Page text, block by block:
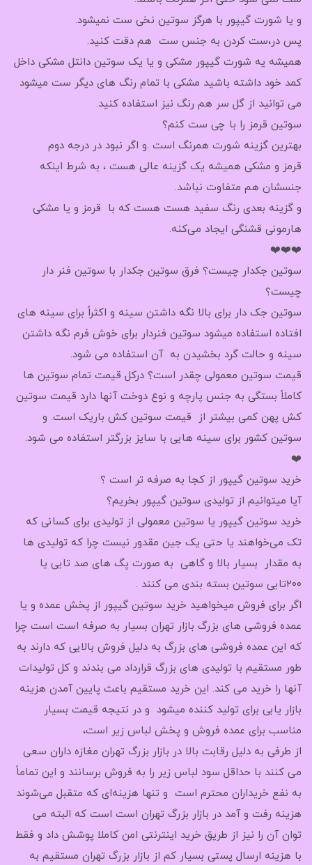
و یا شورت گیپور با هرگز سوتین نخی ست نمیشود.
پس در،ست کردن به جنس ست هم دقت کنید.
همیشه یه شورت گیپور مشکی و یا یک سوتین دانتل مشکی داخل
کمد خود داشته باشید مشکی با تمام رنگ های دیگر ست میشود
می توانید از گل سر هم رنگ نیز استفاده کنید.
سوتین قرمز را با چی ست کنم؟
بهترین گزینه شورت همرنگ است .و اگر نبود در درجه دوم
قرمز و مشکی همیشه یک گزینه عالی هست ، به شرط اینکه
جنسشان هم متفاوت نباشد.
و گزینه بعدی رنگ سفید هست هست که با قرمز و یا مشکی
هارمونی قشنگی ایجاد می‌کنه.
❤️❤️❤️
سوتین جکدار چیست؟ فرق سوتین جکدار با سوتین فنر دار
چیست؟
سوتین جک دار برای بالا نگه داشتن سینه و اکثراً برای سینه های
افتاده استفاده میشود سوتین فنردار برای خوش فرم نگه داشتن
سینه و حالت گرد بخشیدن به آن استفاده می شود.
قیمت سوتین معمولی چقدر است؟ درکل قیمت تمام سوتین ها
کاملاً بستگی به جنس پارچه و نوع دوخت آنها دارد قیمت سوتین
کش پهن کمی بیشتر از قیمت سوتین کش باریک است. و
سوتین کشور برای سینه هایی با سایز بزرگتر استفاده می شود.
❤️
خرید سوتین گیپور از کجا به صرفه تر است ؟
آیا میتوانیم از تولیدی سوتین گیپور بخریم؟
خرید سوتین گیپور یا سوتین معمولی از تولیدی برای کسانی که
تک می‌خواهند یا حتی یک جین مقدور نیست چرا که تولیدی ها
به مقدار بسیار بالا و گاهی به صورت پگ های صد تایی یا
۲۰۰تایی سوتین بسته بندی می کنند .
اگر برای فروش میخواهید خرید سوتین گیپور از پخش عمده و یا
عمده فروشی های بزرگ بازار تهران بسیار به صرفه است است چرا
که این عمده فروشی های بزرگ به دلیل فروش بالایی که دارند به
طور مستقیم با تولیدی های بزرگ قرارداد می بندند و کل تولیدات
آنها را خرید می کند. این خرید مستقیم باعث پایین آمدن هزینه
بازار یابی برای تولید کننده میشود و در نتیجه قیمت بسیار
مناسب برای عمده فروش و پخش لباس زیر است،
از طرفی به دلیل رقابت بالا در بازار بزرگ تهران مغازه داران سعی
می کنند با حداقل سود لباس زیر را به فروش برسانند و این تماماً
به نفع خریداران محترم است و تنها هزینه‌ای که متقبل می‌شوند
هزینه رفت و آمد در بازار بزرگ تهران است است که البته می
توان آن را نیز از طریق خرید اینترنتی امن کاملا پوشش داد و فقط
با هزینه ارسال پستی بسیار کم از بازار بزرگ تهران مستقیم به